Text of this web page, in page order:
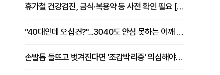
휴가철 건강검진, 금식·복용약 등 사전 확인 필요 [정도감 원장 칼럼]
"40대인데 오십견?"...3040도 안심 못하는 어깨 유착성 관절낭염
손발톱 들뜨고 벗겨진다면 '조갑박리증' 의심해야 [김철윤 원장 칼럼]